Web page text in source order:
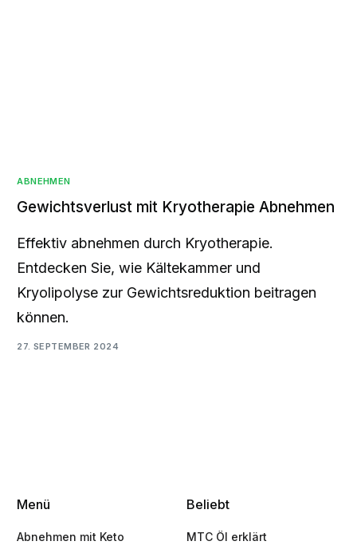
ABNEHMEN
Gewichtsverlust mit Kryotherapie Abnehmen
Effektiv abnehmen durch Kryotherapie.
Entdecken Sie, wie Kältekammer und
Kryolipolyse zur Gewichtsreduktion beitragen
können.
27. SEPTEMBER 2024
Menü
Abnehmen mit Keto
Beliebt
MTC Öl erklärt